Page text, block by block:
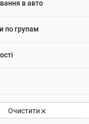
в авто
по групам
Очистити